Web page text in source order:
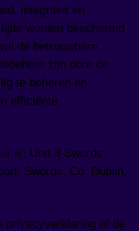
integriteit en
worden beschermd
de betrouwbare
zijn door de
te beheren en
efficiënte
is: Unit 3 Swords
Swords, Co. Dublin,
privacyverklaring of de